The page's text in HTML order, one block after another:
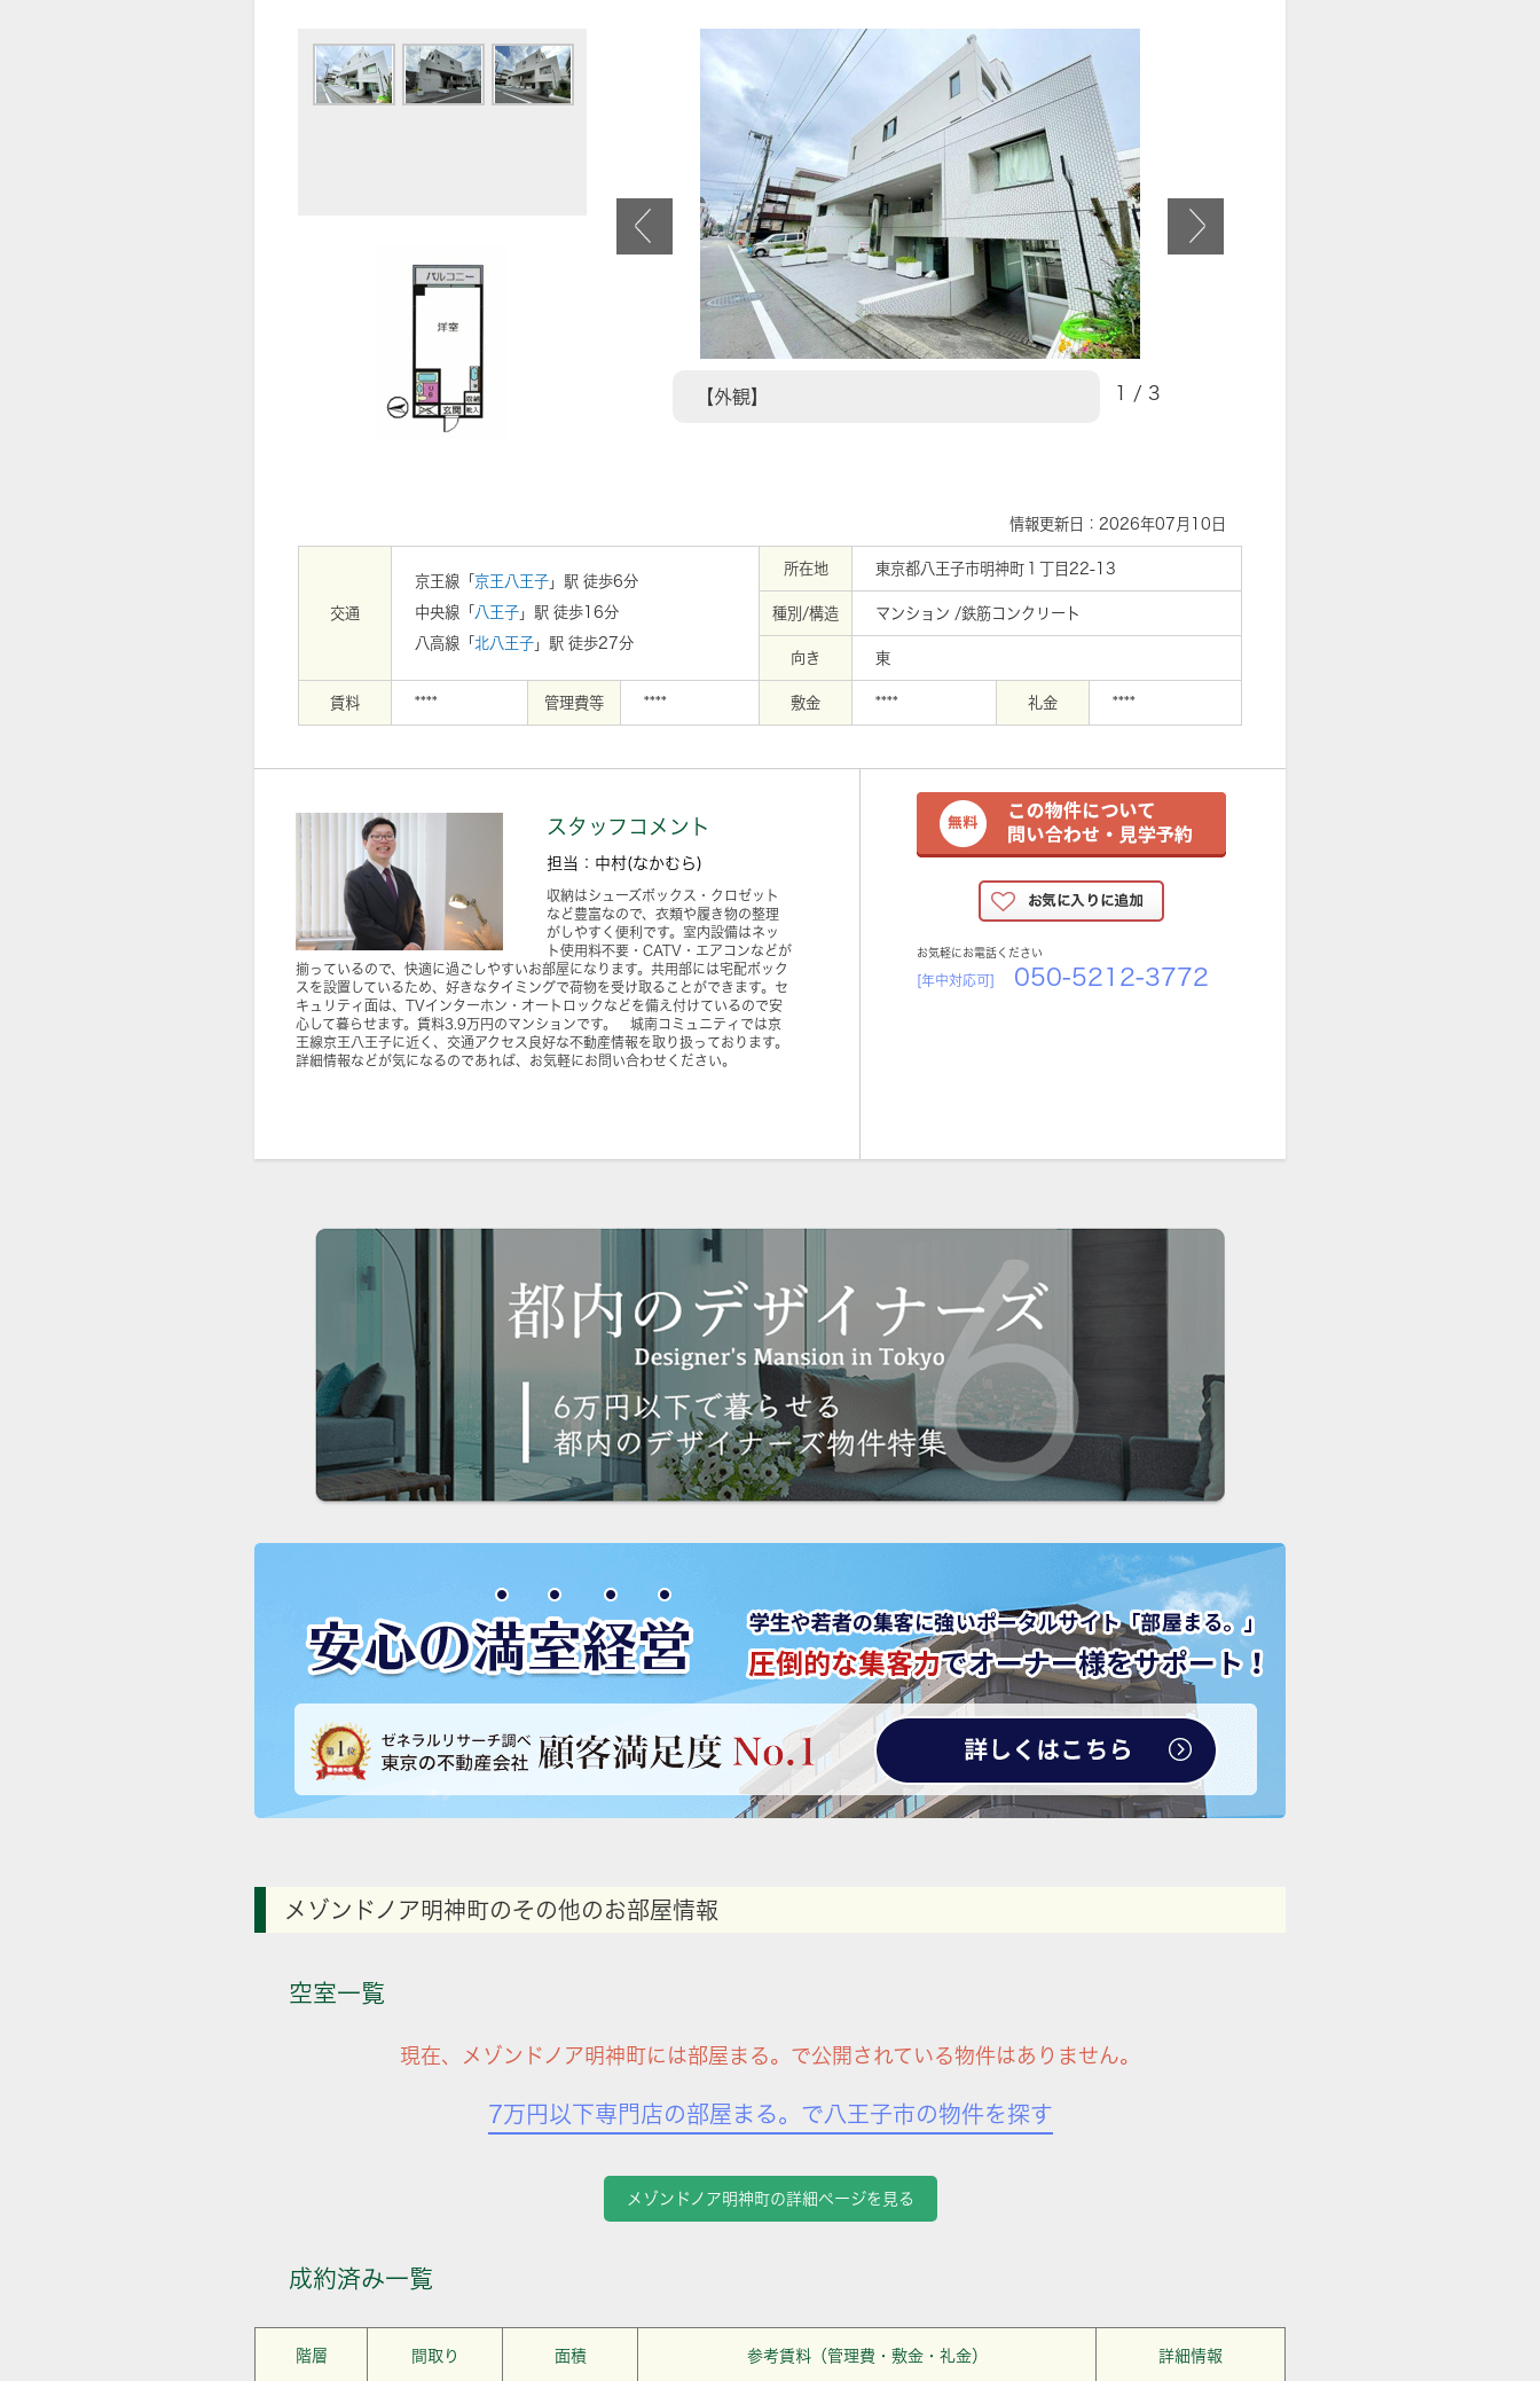
【外観】 1 / 3
情報更新日：2026年07月10日
交通
京王線「 京王八王子 」駅 徒歩6分
中央線「 八王子 」駅 徒歩16分
八高線「 北八王子 」駅 徒歩27分
所在地 東京都八王子市明神町１丁目22-13
種別/構造 マンション /鉄筋コンクリート
向き 東
賃料 **** 管理費等 **** 敷金 **** 礼金 ****
スタッフコメント
担当：中村(なかむら)
収納はシューズボックス・クロゼット
など豊富なので、衣類や履き物の整理
がしやすく便利です。室内設備はネッ
ト使用料不要・CATV・エアコンなどが
揃っているので、快適に過ごしやすいお部屋になります。共用部には宅配ボック
スを設置しているため、好きなタイミングで荷物を受け取ることができます。セ
キュリティ面は、TVインターホン・オートロックなどを備え付けているので安
心して暮らせます。賃料3.9万円のマンションです。 城南コミュニティでは京
王線京王八王子に近く、交通アクセス良好な不動産情報を取り扱っております。
詳細情報などが気になるのであれば、お気軽にお問い合わせください。
お気軽にお電話ください
[年中対応可] 050-5212-3772
メゾンドノア明神町のその他のお部屋情報
空室一覧
現在、メゾンドノア明神町には部屋まる。で公開されている物件はありません。
7万円以下専門店の部屋まる。で八王子市の物件を探す
メゾンドノア明神町の詳細ページを見る
成約済み一覧
階層 間取り 面積 参考賃料（管理費・敷金・礼金） 詳細情報